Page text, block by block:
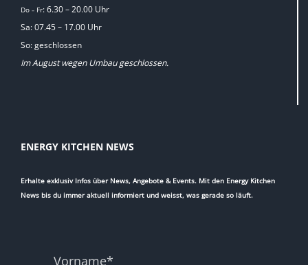
Do – Fr: 6.30 – 20.00 Uhr
Sa: 07.45 – 17.00 Uhr
So: geschlossen
Im August wegen Umbau geschlossen.
ENERGY KITCHEN NEWS
Erhalte exklusiv Infos über News, Angebote & Events. Mit den Energy Kitchen
News bis du immer aktuell informiert und weisst, was gerade so läuft.